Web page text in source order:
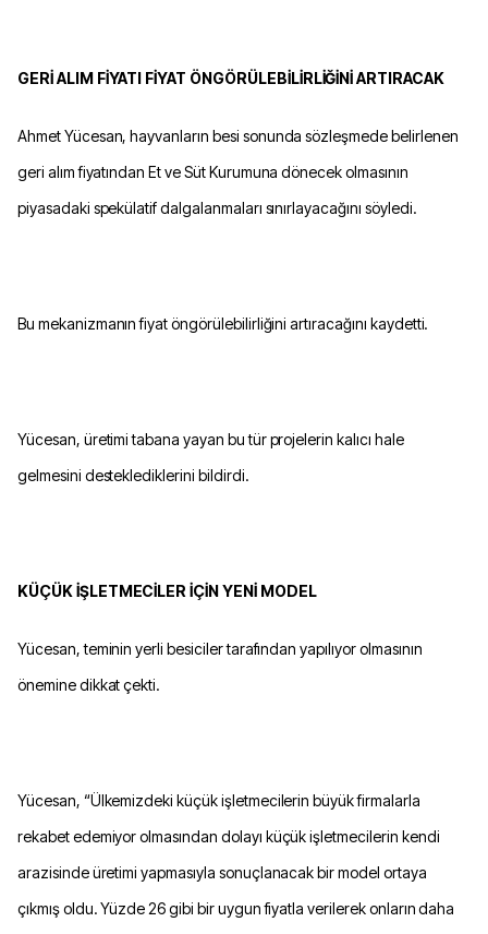
GERİ ALIM FİYATI FİYAT ÖNGÖRÜLEBİLİRLİĞİNİ ARTIRACAK
Ahmet Yücesan, hayvanların besi sonunda sözleşmede belirlenen
geri alım fiyatından Et ve Süt Kurumuna dönecek olmasının
piyasadaki spekülatif dalgalanmaları sınırlayacağını söyledi.
Bu mekanizmanın fiyat öngörülebilirliğini artıracağını kaydetti.
Yücesan, üretimi tabana yayan bu tür projelerin kalıcı hale
gelmesini desteklediklerini bildirdi.
KÜÇÜK İŞLETMECİLER İÇİN YENİ MODEL
Yücesan, teminin yerli besiciler tarafından yapılıyor olmasının
önemine dikkat çekti.
Yücesan, “Ülkemizdeki küçük işletmecilerin büyük firmalarla
rekabet edemiyor olmasından dolayı küçük işletmecilerin kendi
arazisinde üretimi yapmasıyla sonuçlanacak bir model ortaya
çıkmış oldu. Yüzde 26 gibi bir uygun fiyatla verilerek onların daha